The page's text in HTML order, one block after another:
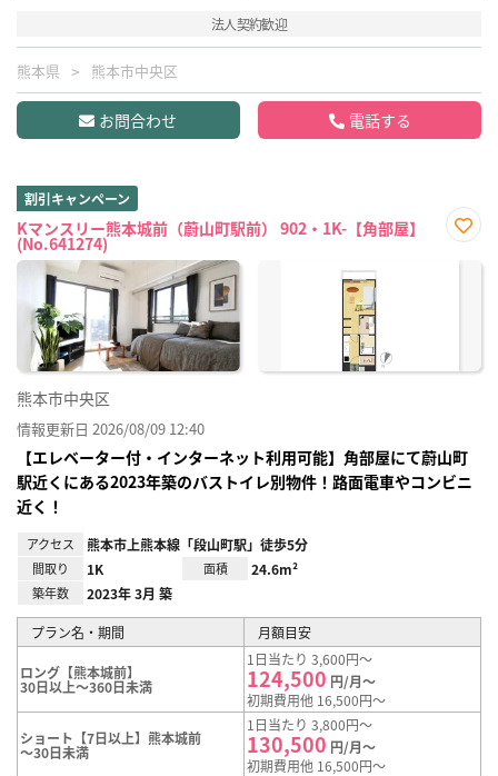
法人契約歓迎
熊本県 熊本市中央区
お問合わせ 電話する
割引キャンペーン
Kマンスリー熊本城前（蔚山町駅前） 902・1K-【角部屋】
(No.641274)
に入
熊本市中央区
情報更新日 2026/08/09 12:40
【エレベーター付・インターネット利用可能】角部屋にて蔚山町
駅近くにある2023年築のバストイレ別物件！路面電車やコンビニ
近く！
アクセス 熊本市上熊本線「段山町駅」徒歩5分
間取り 1K 面積 24.6m²
築年数 2023年 3月 築
プラン名・期間 月額目安
ロング【熊本城前】
30日以上～360日未満
1日当たり 3,600円～
124,500 円/月～
初期費用他 16,500円～
ショート【7日以上】熊本城前
～30日未満
1日当たり 3,800円～
130,500 円/月～
初期費用他 16,500円～